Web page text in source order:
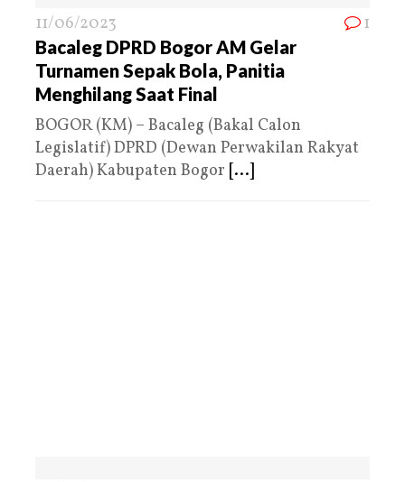
11/06/2023 1
Bacaleg DPRD Bogor AM Gelar
Turnamen Sepak Bola, Panitia
Menghilang Saat Final
BOGOR (KM) – Bacaleg (Bakal Calon
Legislatif) DPRD (Dewan Perwakilan Rakyat
Daerah) Kabupaten Bogor [...]